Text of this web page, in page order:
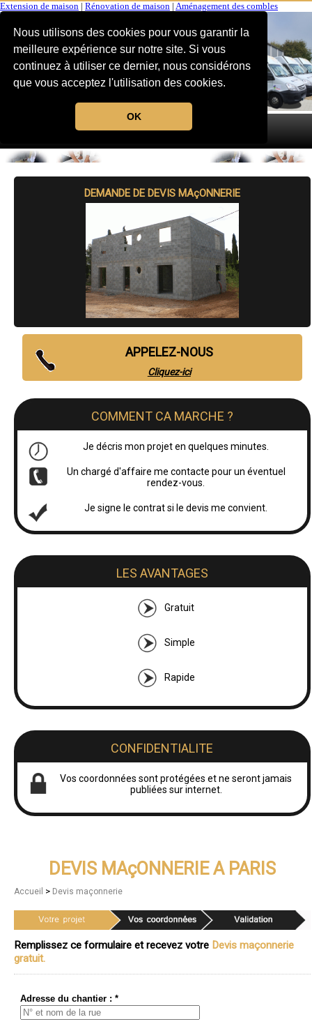
Nous utilisons des cookies pour vous garantir la
meilleure expérience sur notre site. Si vous
continuez à utiliser ce dernier, nous considérons
que vous acceptez l'utilisation des cookies.
OK
Extension de maison Rénovation de maison Aménagement des combles
MENU
DEMANDE DE DEVIS MAçONNERIE
APPELEZ-NOUS
Cliquez-ici
COMMENT CA MARCHE ?
Je décris mon projet en quelques minutes.
Un chargé d'affaire me contacte pour un éventuel
rendez-vous.
Je signe le contrat si le devis me convient.
LES AVANTAGES
Gratuit
Simple
Rapide
CONFIDENTIALITE
Vos coordonnées sont protégées et ne seront jamais
publiées sur internet.
DEVIS MAçONNERIE A PARIS
Accueil > Devis maçonnerie
Remplissez ce formulaire et recevez votre Devis maçonnerie
gratuit.
Adresse du chantier : *